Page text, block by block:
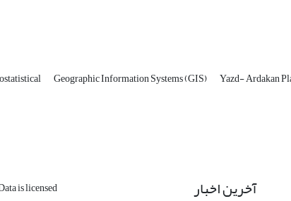
Geographic Information Systems (GIS) Yazd- Ardakan
آخرین اخبار
is licensed